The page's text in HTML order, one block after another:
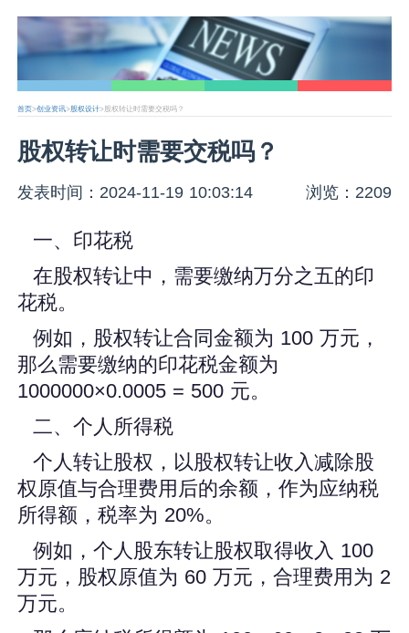
首页>创业资讯> 股权设计>股权转让时需要交税吗？
股权转让时需要交税吗？
发表时间：2024-11-19 10:03:14 浏览：2209
一、印花税
在股权转让中，需要缴纳万分之五的印
花税。
例如，股权转让合同金额为 100 万元，
那么需要缴纳的印花税金额为
1000000×0.0005 = 500 元。
二、个人所得税
个人转让股权，以股权转让收入减除股
权原值与合理费用后的余额，作为应纳税
所得额，税率为 20%。
例如，个人股东转让股权取得收入 100
万元，股权原值为 60 万元，合理费用为 2
万元。